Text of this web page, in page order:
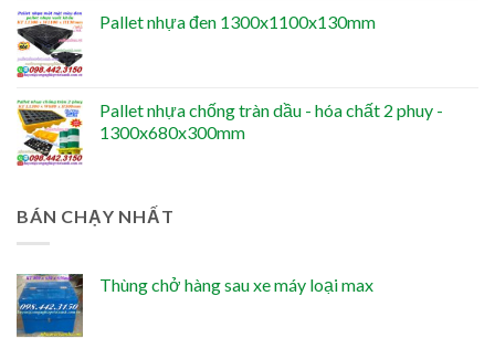
Pallet nhựa đen 1300x1100x130mm
Pallet nhựa chống tràn dầu - hóa chất 2 phuy -
1300x680x300mm
BÁN CHẠY NHẤT
Thùng chở hàng sau xe máy loại max